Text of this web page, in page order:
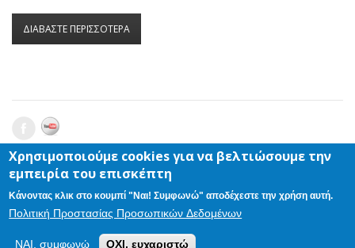
ΔΙΑΒΑΣΤΕ ΠΕΡΙΣΣΟΤΕΡΑ
ΑΡΙΣΤΕΙΔΗΣ ΔΑΓΛΑΣ - ΣΥΓΓΡΑΦΕΑΣ © 2026 |ΕΠΙΚΟΙΝΩΝΙΑ|
ΠΡΟΣΩΠΙΚΑ ΔΕΔΟΜΕΝΑ
DESKTOP VERSION ONLY
Χρησιμοποιούμε cookies για να βελτιώσουμε την
εμπειρία του επισκέπτη
Κάνοντας κλικ στο κουμπί "Ναι! Συμφωνώ" αποδέχεστε την χρήση αυτή.
Πολιτική Προστασίας Προσωπικών Δεδομένων
ΝΑΙ, συμφωνώ ΟΧΙ, ευχαριστώ